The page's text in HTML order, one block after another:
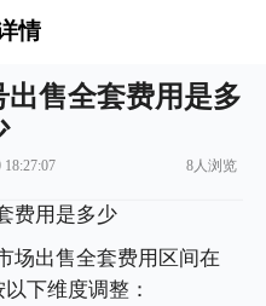
情
售全套费用是多
18:27:07 8人浏览
费用是多少
场出售全套费用区间在
下维度调整：